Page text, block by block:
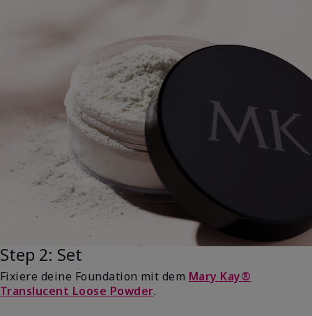
Step 2: Set
Fixiere deine Foundation mit dem Mary Kay®
Translucent Loose Powder.